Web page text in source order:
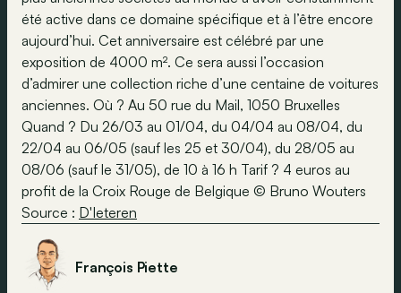
été active dans ce domaine spécifique et à l’être encore
aujourd’hui. Cet anniversaire est célébré par une
exposition de 4000 m². Ce sera aussi l’occasion
d’admirer une collection riche d’une centaine de voitures
anciennes. Où ? Au 50 rue du Mail, 1050 Bruxelles
Quand ? Du 26/03 au 01/04, du 04/04 au 08/04, du
22/04 au 06/05 (sauf les 25 et 30/04), du 28/05 au
08/06 (sauf le 31/05), de 10 à 16 h Tarif ? 4 euros au
profit de la Croix Rouge de Belgique © Bruno Wouters
Source : D'Ieteren
François Piette